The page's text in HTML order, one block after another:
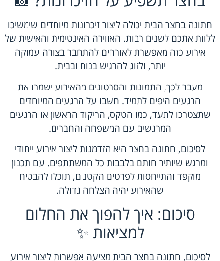
חתונה בחצר הבית יכולה ליצור זיכרונות מיוחדים שימשיכו
ללוות אתכם לשנים רבות. האווירה האינטימית והאישית של
אירוע כזה מאפשרת לאורחים להתחבר בצורה עמוקה
יותר, ולזוג להרגיש בנוח ובבית.
מעבר לכך, התמונות והסרטונים מהאירוע ישמרו את
הרגעים היפים לתמיד. חשבו על הרגעים המיוחדים
שתצטרכו לתעד, כמו הטקס, הריקוד הראשון או הרגעים
המרגשים עם המשפחה והחברים.
לסיכום, חתונה בחצר היא הזדמנות ליצור אירוע ייחודי
ומרגש שיותיר חותם בלבבות כל המשתתפים. עם תכנון
מוקפד והתייחסות לפרטים הקטנים, תוכלו להבטיח
שהאירוע יהיה הצלחה גדולה.
סיכום: איך להפוך את החלום
למציאות ✨
לסיכום, חתונה בחצר הבית מציעה אפשרות ליצור אירוע